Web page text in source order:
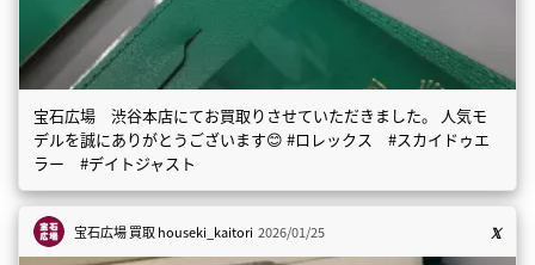
宝石広場 渋谷本店にてお買取りさせていただきました。 人気モ
デルを誠にありがとうございます😊 #ロレックス #スカイドゥエ
ラー #デイトジャスト
宝石広場 買取houseki_kaitori 2026/01/25